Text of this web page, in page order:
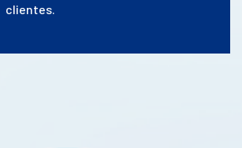
clientes​.